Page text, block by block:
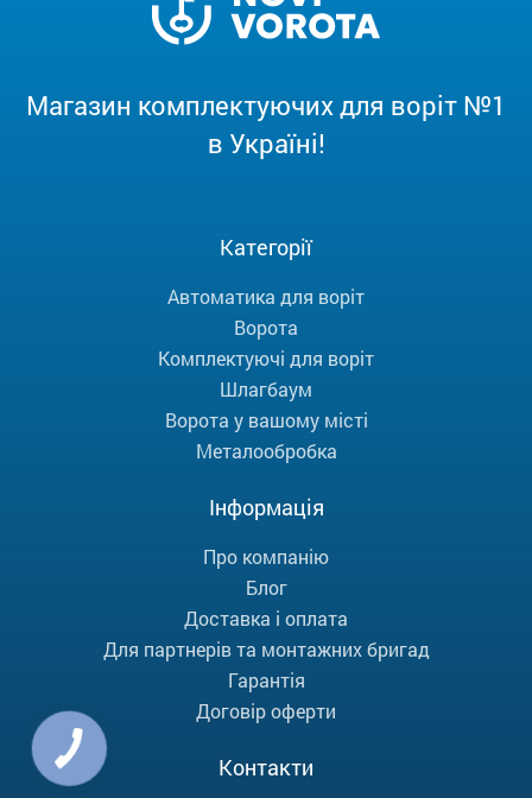
Магазин комплектуючих для воріт №1
в Україні!
Категорії
Автоматика для воріт
Ворота
Комплектуючі для воріт
Шлагбаум
Ворота у вашому місті
Металообробка
Інформація
Про компанію
Блог
Доставка і оплата
Для партнерів та монтажних бригад
Гарантія
Договір оферти
Контакти